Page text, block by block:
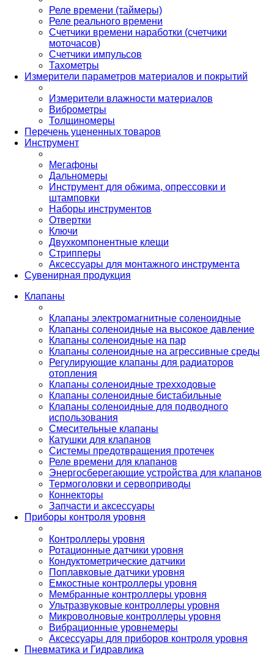
Реле времени (таймеры)
Реле реального времени
Счетчики времени наработки (счетчики
моточасов)
Счетчики импульсов
Тахометры
Измерители параметров материалов и покрытий
Измерители влажности материалов
Виброметры
Толщиномеры
Перечень уцененных товаров
Инструмент
Мегафоны
Дальномеры
Инструмент для обжима, опрессовки и
штамповки
Наборы инструментов
Отвертки
Ключи
Двухкомпонентные клещи
Стрипперы
Аксессуары для монтажного инструмента
Сувенирная продукция
Клапаны
Клапаны электромагнитные соленоидные
Клапаны соленоидные на высокое давление
Клапаны соленоидные на пар
Клапаны соленоидные на агрессивные среды
Регулирующие клапаны для радиаторов
отопления
Клапаны соленоидные трехходовые
Клапаны соленоидные бистабильные
Клапаны соленоидные для подводного
использования
Смесительные клапаны
Катушки для клапанов
Системы предотвращения протечек
Реле времени для клапанов
Энергосберегающие устройства для клапанов
Термоголовки и сервоприводы
Коннекторы
Запчасти и аксессуары
Приборы контроля уровня
Контроллеры уровня
Ротационные датчики уровня
Кондуктометрические датчики
Поплавковые датчики уровня
Емкостные контроллеры уровня
Мембранные контроллеры уровня
Ультразвуковые контроллеры уровня
Микроволновые контроллеры уровня
Вибрационные уровнемеры
Аксессуары для приборов контроля уровня
Пневматика и Гидравлика